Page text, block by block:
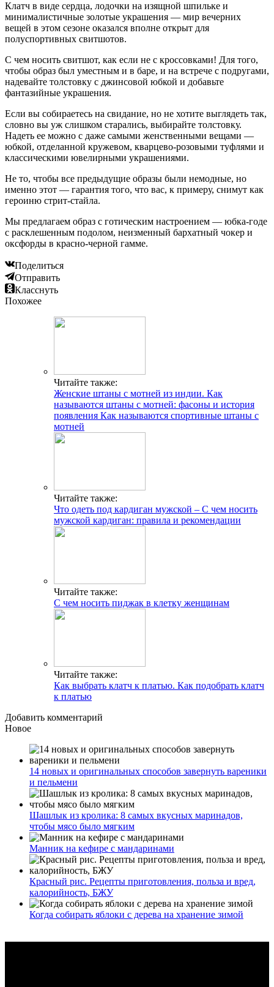
Клатч в виде сердца, лодочки на изящной шпильке и
минималистичные золотые украшения — мир вечерних
вещей в этом сезоне оказался вполне открыт для
полуспортивных свитшотов.
С чем носить свитшот, как если не с кроссовками! Для того,
чтобы образ был уместным и в баре, и на встрече с подругами,
надевайте толстовку с джинсовой юбкой и добавьте
фантазийные украшения.
Если вы собираетесь на свидание, но не хотите выглядеть так,
словно вы уж слишком старались, выбирайте толстовку.
Надеть ее можно с даже самыми женственными вещами —
юбкой, отделанной кружевом, кварцево-розовыми туфлями и
классическими ювелирными украшениями.
Не то, чтобы все предыдущие образы были немодные, но
именно этот — гарантия того, что вас, к примеру, снимут как
героиню стрит-стайла.
Мы предлагаем образ с готическим настроением — юбка-годе
с расклешенным подолом, неизменный бархатный чокер и
оксфорды в красно-черной гамме.
Поделиться
Отправить
Класснуть
Похожее
Читайте также:
Женские штаны с мотней из индии. Как
называются штаны с мотней: фасоны и история
появления Как называются спортивные штаны с
мотней
Читайте также:
Что одеть под кардиган мужской – С чем носить
мужской кардиган: правила и рекомендации
Читайте также:
С чем носить пиджак в клетку женщинам
Читайте также:
Как выбрать клатч к платью. Как подобрать клатч
к платью
Добавить комментарий
Новое
14 новых и оригинальных способов завернуть вареники
и пельмени
Шашлык из кролика: 8 самых вкусных маринадов,
чтобы мясо было мягким
Манник на кефире с мандаринами
Красный рис. Рецепты приготовления, польза и вред,
калорийность, БЖУ
Когда собирать яблоки с дерева на хранение зимой